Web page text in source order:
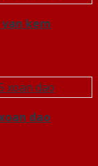
van kem
dao